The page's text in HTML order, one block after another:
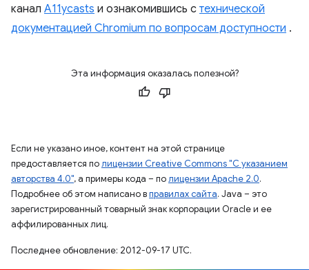
канал A11ycasts и ознакомившись с технической
документацией Chromium по вопросам доступности .
Эта информация оказалась полезной?
Если не указано иное, контент на этой странице
предоставляется полицензии Creative Commons "С указанием
авторства 4.0", а примеры кода – полицензии Apache 2.0.
Подробнее об этом написано вправилах сайта. Java – это
зарегистрированный товарный знак корпорации Oracle и ее
аффилированных лиц.
Последнее обновление: 2012-09-17 UTC.